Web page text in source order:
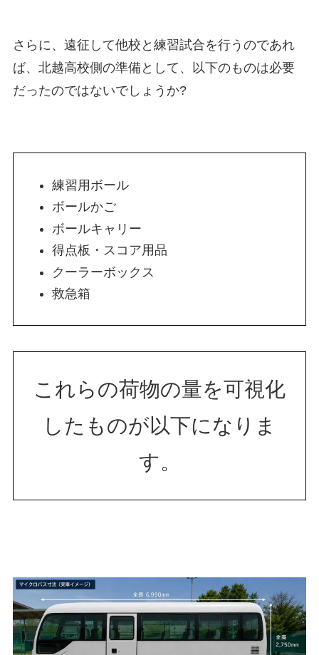
さらに、遠征して他校と練習試合を行うのであれ
ば、北越高校側の準備として、以下のものは必要
だったのではないでしょうか?
練習用ボール
ボールかご
ボールキャリー
得点板・スコア用品
クーラーボックス
救急箱
これらの荷物の量を可視化
したものが以下になりま
す。